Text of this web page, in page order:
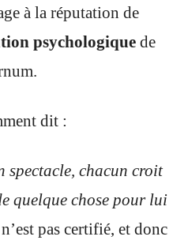
à la réputation de
psychologique de
dit :
chacun croit
quelque chose pour lui
pas certifié, et donc